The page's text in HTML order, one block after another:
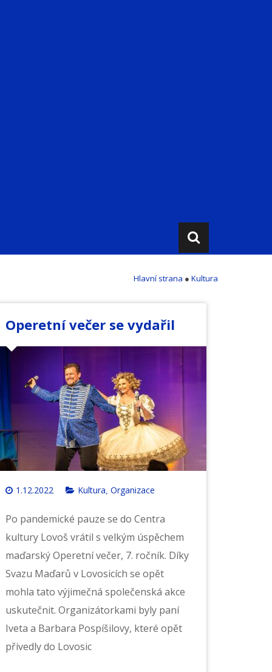
Hlavní strana ● Kultura
Operetní večer se vydařil
1.12.2022 Kultura Organizace
Po pandemické pauze se do Centra
kultury Lovoš vrátil s velkým úspěchem
maďarský Operetní večer, 7. ročník. Díky
Svazu Maďarů v Lovosicích se opět
mohla tato výjimečná společenská akce
uskutečnit. Organizátorkami byly paní
Iveta a Barbara Pospíšilovy, které opět
přivedly do Lovosic